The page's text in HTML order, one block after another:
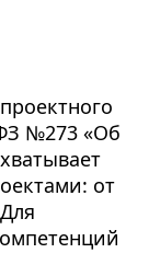
№273 «Об
от